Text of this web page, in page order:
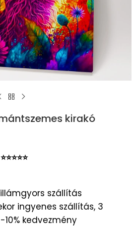
kirakó
szállítás
ingyenes szállítás, 3
kedvezmény